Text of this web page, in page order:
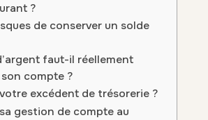
?
de conserver un solde
faut-il réellement
compte ?
excédent de trésorerie ?
gestion de compte au